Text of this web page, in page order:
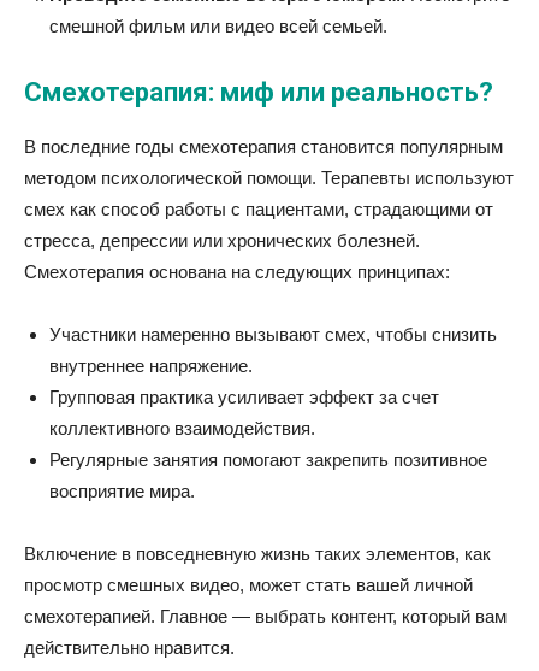
смешной фильм или видео всей семьей.
Смехотерапия: миф или реальность?
В последние годы смехотерапия становится популярным
методом психологической помощи. Терапевты используют
смех как способ работы с пациентами, страдающими от
стресса, депрессии или хронических болезней.
Смехотерапия основана на следующих принципах:
Участники намеренно вызывают смех, чтобы снизить
внутреннее напряжение.
Групповая практика усиливает эффект за счет
коллективного взаимодействия.
Регулярные занятия помогают закрепить позитивное
восприятие мира.
Включение в повседневную жизнь таких элементов, как
просмотр смешных видео, может стать вашей личной
смехотерапией. Главное — выбрать контент, который вам
действительно нравится.